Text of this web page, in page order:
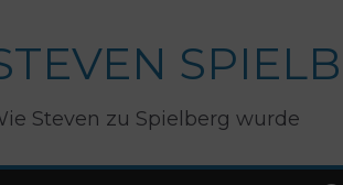
Steven zu Spielberg wurde